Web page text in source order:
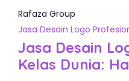
Rafaza Group
Jasa Desain Logo
Jasa Desain
Kelas Dunia: